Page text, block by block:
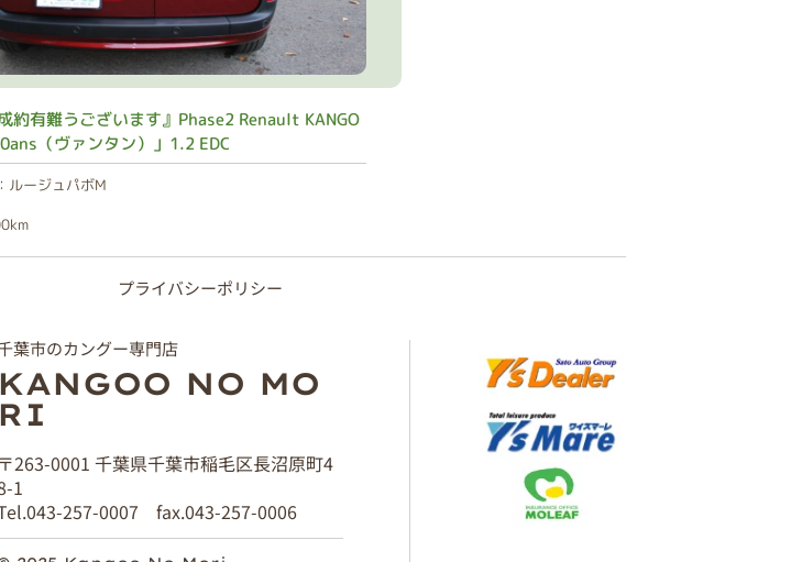
約有難うございます』Phase2 Renault KANGO
（ヴァンタン）」1.2 EDC
ルージュパボM
プライバシーポリシー
葉市のカングー専門店
KANGOO NO MO
RI
〒263-0001 千葉県千葉市稲毛区長沼原町4
1
257-0007 fax.043-257-0006